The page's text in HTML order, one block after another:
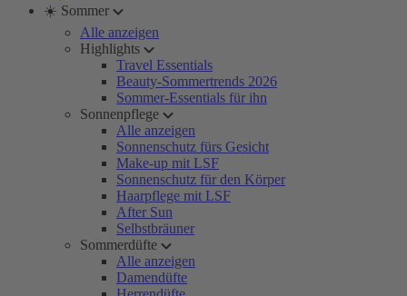
☀️ Sommer
Alle anzeigen
Highlights
Travel Essentials
Beauty-Sommertrends 2026
Sommer-Essentials für ihn
Sonnenpflege
Alle anzeigen
Sonnenschutz fürs Gesicht
Make-up mit LSF
Sonnenschutz für den Körper
Haarpflege mit LSF
After Sun
Selbstbräuner
Sommerdüfte
Alle anzeigen
Damendüfte